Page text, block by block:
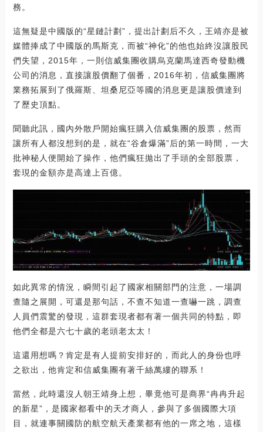
務。
這無疑是中國版的“星鏈計劃”，提出計劃后不久，王靖亦是被
媒體捧成了中國版的馬斯克，而被“神化”的他也始終沒讓股民
們失望，2015年，一則信威集團收購烏克蘭馬達西奇發動機
公司的消息，直接讓股價翻了個番，2016年初，信威集團將
業務拓展到了俄羅斯、坦桑尼亞等國的消息更是讓股價達到
了歷史頂點。
聞聽此訊，國內外散戶開始瘋狂購入信威集團的股票，然而
讓所有人都沒想到的是，就在“谷倉爆滿”后的第一時間，一大
批神秘人便開始了操作，他們瘋狂拋出了手頭的全部股票，
套現的金額亦是高達上百億。
如此異常的情況，瞬間引起了國家相關部門的注意，一場調
查隨之展開，可還是那句話，不查不知道一查嚇一跳，調查
人員們震驚的發現，這群套現者都有著一個共同的特點，即
他們全都是六七十歲的老頭老太太！
這還用想嗎？肯定是有人提前安排好的，而此人的身份也呼
之欲出，他肯定和信威集團有著千絲萬縷的聯系！
當然，此時還沒人朝王靖身上想，畢竟他可是商界“冉冉升起
的新星”，是國家都看中的天才商人，參與了多個國際大項
目，就連事關國防的航空航天產業都有他的一席之地，這樣